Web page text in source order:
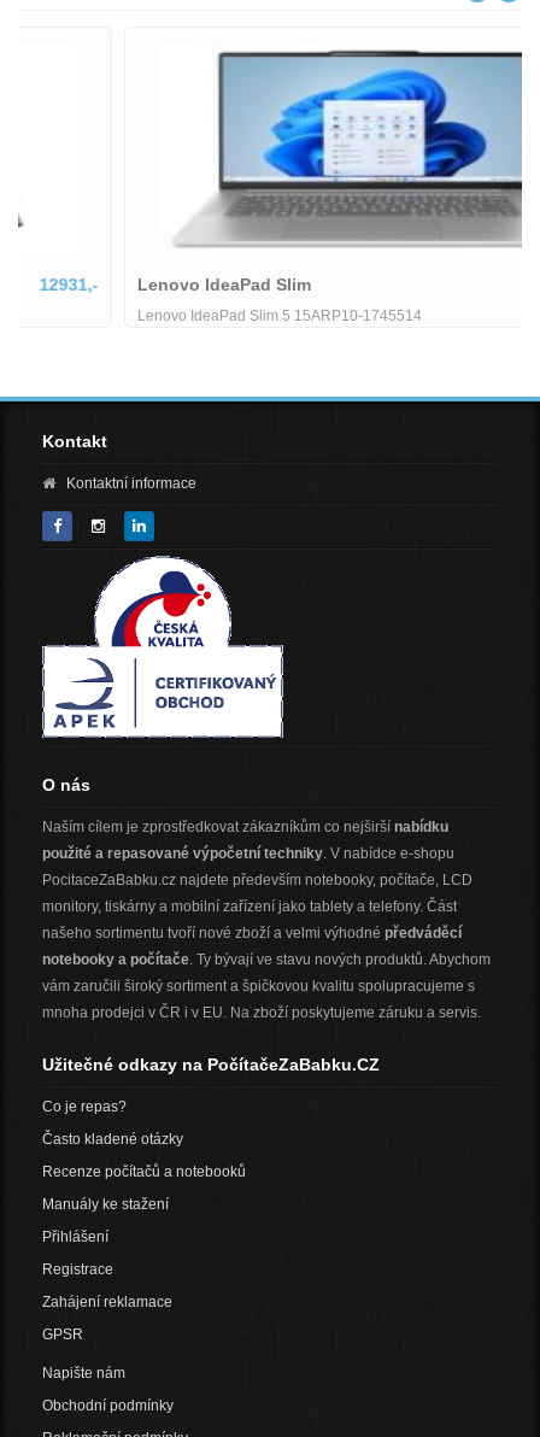
Lenovo IdeaPad Slim
Lenovo IdeaPad Slim 5 15ARP10-1745514
Kontakt
Kontaktní informace
O nás
Naším cílem je zprostředkovat zákazníkům co nejširší nabídku
použité a repasované výpočetní techniky. V nabídce e-shopu
PocitaceZaBabku.cz najdete především notebooky, počítače, LCD
monitory, tiskárny a mobilní zařízení jako tablety a telefony. Část
našeho sortimentu tvoří nové zboží a velmi výhodné předváděcí
notebooky a počítače. Ty bývají ve stavu nových produktů. Abychom
vám zaručili široký sortiment a špičkovou kvalitu spolupracujeme s
mnoha prodejci v ČR i v EU. Na zboží poskytujeme záruku a servis.
Užitečné odkazy na PočítačeZaBabku.CZ
Co je repas?
Často kladené otázky
Recenze počítačů a notebooků
Manuály ke stažení
Přihlášení
Registrace
Zahájení reklamace
GPSR
Napište nám
Obchodní podmínky